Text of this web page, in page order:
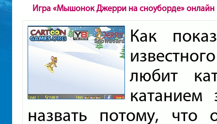
Игра «Мышонок Джерри на сноуборде» онлайн
Как
любит
катанием
назвать потому, что